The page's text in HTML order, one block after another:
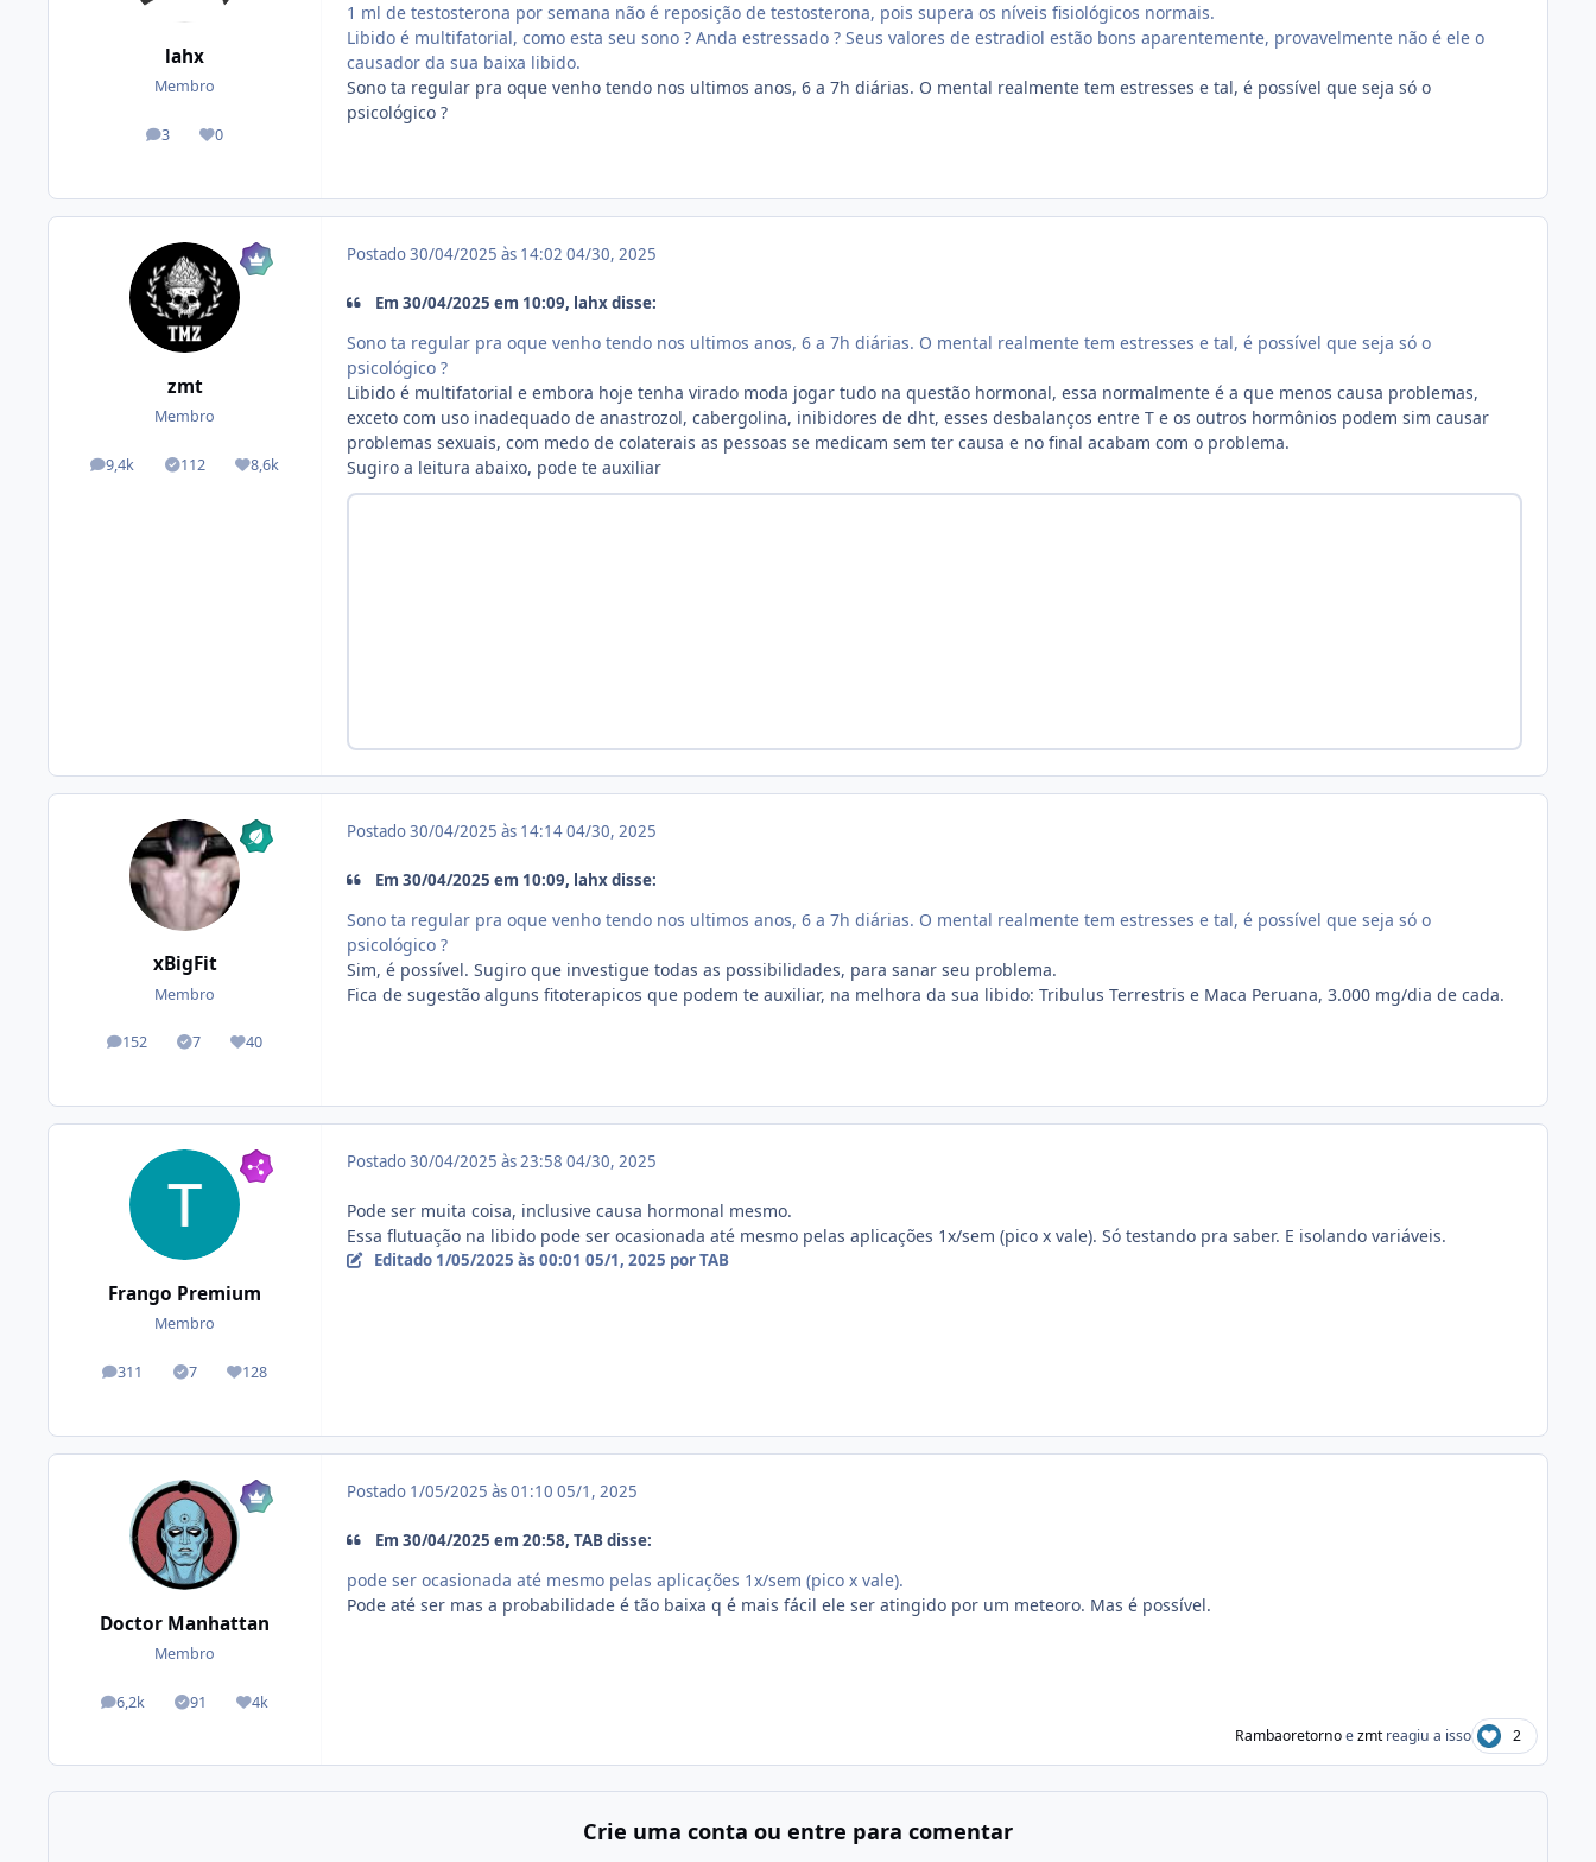
lahx
Membro
3
posts 0
Reputação
1 ml de testosterona por semana não é reposição de testosterona, pois supera os níveis fisiológicos normais.
Libido é multifatorial, como esta seu sono ? Anda estressado ? Seus valores de estradiol estão bons aparentemente, provavelmente não é ele o
causador da sua baixa libido.
Sono ta regular pra oque venho tendo nos ultimos anos, 6 a 7h diárias. O mental realmente tem estresses e tal, é possível que seja só o
psicológico ?
zmt
Membro
9,4k
posts 112
Tópicos solucionados
8,6k
Reputação
Postado30/04/2025 às 14:02 04/30, 2025
Em 30/04/2025 em 10:09, lahx disse:
Sono ta regular pra oque venho tendo nos ultimos anos, 6 a 7h diárias. O mental realmente tem estresses e tal, é possível que seja só o
psicológico ?
Libido é multifatorial e embora hoje tenha virado moda jogar tudo na questão hormonal, essa normalmente é a que menos causa problemas,
exceto com uso inadequado de anastrozol, cabergolina, inibidores de dht, esses desbalanços entre T e os outros hormônios podem sim causar
problemas sexuais, com medo de colaterais as pessoas se medicam sem ter causa e no final acabam com o problema.
Sugiro a leitura abaixo, pode te auxiliar
xBigFit
Membro
152
posts 7
Tópicos solucionados
40
Reputação
Postado30/04/2025 às 14:1404/30, 2025
Em 30/04/2025 em 10:09, lahx disse:
Sono ta regular pra oque venho tendo nos ultimos anos, 6 a 7h diárias. O mental realmente tem estresses e tal, é possível que seja só o
psicológico ?
Sim, é possível. Sugiro que investigue todas as possibilidades, para sanar seu problema.
Fica de sugestão alguns fitoterapicos que podem te auxiliar, na melhora da sua libido: Tribulus Terrestris e Maca Peruana, 3.000 mg/dia de cada.
Frango Premium
Membro
311
posts 7
Tópicos solucionados
128
Reputação
Postado30/04/2025 às 23:58 04/30, 2025
Pode ser muita coisa, inclusive causa hormonal mesmo.
Essa flutuação na libido pode ser ocasionada até mesmo pelas aplicações 1x/sem (pico x vale). Só testando pra saber. E isolando variáveis.
Editado 1/05/2025 às 00:01 05/1, 2025 por TAB
Doctor Manhattan
Membro
6,2k
posts 91
Tópicos solucionados
4k
Reputação
Postado 1/05/2025 às 01:10 05/1, 2025
Em 30/04/2025 em 20:58, TAB disse:
pode ser ocasionada até mesmo pelas aplicações 1x/sem (pico x vale).
Pode até ser mas a probabilidade é tão baixa q é mais fácil ele ser atingido por um meteoro. Mas é possível.
Rambaoretornoezmtreagiu a isso 2
Crie uma conta ou entre para comentar